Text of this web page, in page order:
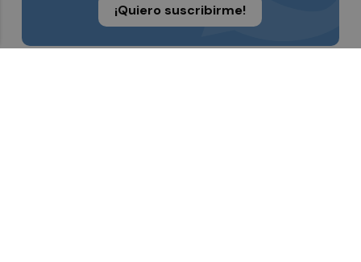
¡Quiero suscribirme!